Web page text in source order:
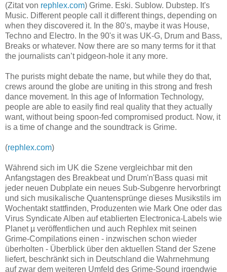
(Zitat von rephlex.com) Grime. Eski. Sublow. Dubstep. It's
Music. Different people call it different things, depending on
when they discovered it. In the 80's, maybe it was House,
Techno and Electro. In the 90's it was UK-G, Drum and Bass,
Breaks or whatever. Now there are so many terms for it that
the journalists can’t pidgeon-hole it any more.
The purists might debate the name, but while they do that,
crews around the globe are uniting in this strong and fresh
dance movement. In this age of Information Technology,
people are able to easily find real quality that they actually
want, without being spoon-fed compromised product. Now, it
is a time of change and the soundtrack is Grime.
(rephlex.com)
Während sich im UK die Szene vergleichbar mit den
Anfangstagen des Breakbeat und Drum'n'Bass quasi mit
jeder neuen Dubplate ein neues Sub-Subgenre hervorbringt
und sich musikalische Quantensprünge dieses Musikstils im
Wochentakt stattfinden, Produzenten wie Mark One oder das
Virus Syndicate Alben auf etablierten Electronica-Labels wie
Planet µ veröffentlichen und auch Rephlex mit seinen
Grime-Compilations einen - inzwischen schon wieder
überholten - Überblick über den aktuellen Stand der Szene
liefert, beschränkt sich in Deutschland die Wahrnehmung
auf zwar dem weiteren Umfeld des Grime-Sound irgendwie